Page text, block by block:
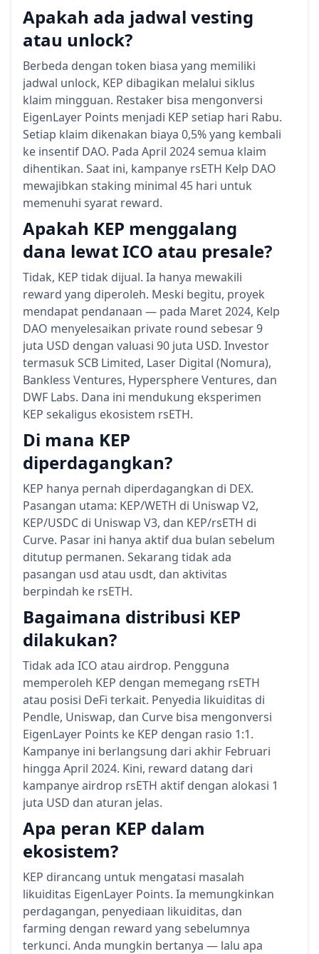
Apakah ada jadwal vesting
atau unlock?
Berbeda dengan token biasa yang memiliki
jadwal unlock, KEP dibagikan melalui siklus
klaim mingguan. Restaker bisa mengonversi
EigenLayer Points menjadi KEP setiap hari Rabu.
Setiap klaim dikenakan biaya 0,5% yang kembali
ke insentif DAO. Pada April 2024 semua klaim
dihentikan. Saat ini, kampanye rsETH Kelp DAO
mewajibkan staking minimal 45 hari untuk
memenuhi syarat reward.
Apakah KEP menggalang
dana lewat ICO atau presale?
Tidak, KEP tidak dijual. Ia hanya mewakili
reward yang diperoleh. Meski begitu, proyek
mendapat pendanaan — pada Maret 2024, Kelp
DAO menyelesaikan private round sebesar 9
juta USD dengan valuasi 90 juta USD. Investor
termasuk SCB Limited, Laser Digital (Nomura),
Bankless Ventures, Hypersphere Ventures, dan
DWF Labs. Dana ini mendukung eksperimen
KEP sekaligus ekosistem rsETH.
Di mana KEP
diperdagangkan?
KEP hanya pernah diperdagangkan di DEX.
Pasangan utama: KEP/WETH di Uniswap V2,
KEP/USDC di Uniswap V3, dan KEP/rsETH di
Curve. Pasar ini hanya aktif dua bulan sebelum
ditutup permanen. Sekarang tidak ada
pasangan usd atau usdt, dan aktivitas
berpindah ke rsETH.
Bagaimana distribusi KEP
dilakukan?
Tidak ada ICO atau airdrop. Pengguna
memperoleh KEP dengan memegang rsETH
atau posisi DeFi terkait. Penyedia likuiditas di
Pendle, Uniswap, dan Curve bisa mengonversi
EigenLayer Points ke KEP dengan rasio 1:1.
Kampanye ini berlangsung dari akhir Februari
hingga April 2024. Kini, reward datang dari
kampanye airdrop rsETH aktif dengan alokasi 1
juta USD dan aturan jelas.
Apa peran KEP dalam
ekosistem?
KEP dirancang untuk mengatasi masalah
likuiditas EigenLayer Points. Ia memungkinkan
perdagangan, penyediaan likuiditas, dan
farming dengan reward yang sebelumnya
terkunci. Anda mungkin bertanya — lalu apa